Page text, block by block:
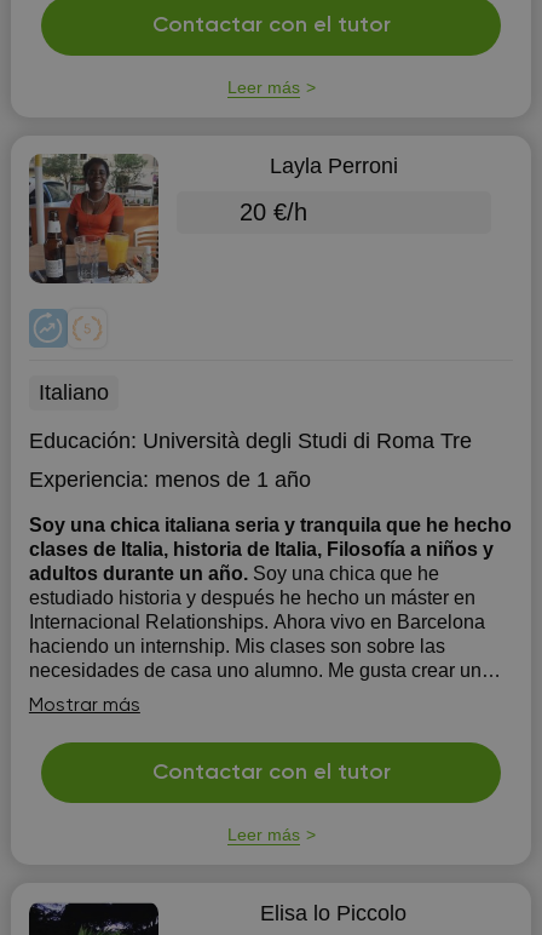
Contactar con el tutor
Leer más
Layla Perroni
20 €/h
Italiano
Educación: Università degli Studi di Roma Tre
Experiencia: menos de 1 año
Soy una chica italiana seria y tranquila que he hecho
clases de Italia, historia de Italia, Filosofía a niños y
adultos durante un año. Soy una chica que he
estudiado historia y después he hecho un máster en
Internacional Relationships. Ahora vivo en Barcelona
haciendo un internship. Mis clases son sobre las
necesidades de casa uno alumno. Me gusta crear un
clima serio para el alumno y crear una buena relación
con el/ella.
Mostrar más
Contactar con el tutor
Leer más
Elisa lo Piccolo